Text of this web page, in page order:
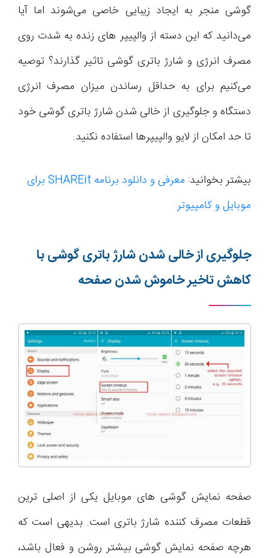
گوشی منجر به ایجاد زیبایی خاصی می‌شوند اما آیا
می‌دانید که این دسته از والپیپر های زنده به شدت روی
مصرف انرژی و شارژ باتری گوشی تاثیر گذارند؟ توصیه
می‌کنیم برای به حداقل رساندن میزان مصرف انرژی
دستگاه و جلوگیری از خالی شدن شارژ باتری گوشی خود
تا حد امکان از لایو والپیپرها استفاده نکنید.
بیشتر بخوانید:
معرفی و دانلود برنامه SHAREit برای
موبایل و کامپیوتر
جلوگیری از خالی شدن شارژ باتری گوشی با
کاهش تاخیر خاموش شدن صفحه
صفحه نمایش گوشی های موبایل یکی از اصلی ترین
قطعات مصرف کننده شارژ باتری است. بدیهی است که
هرچه صفحه نمایش گوشی بیشتر روشن و فعال باشد،